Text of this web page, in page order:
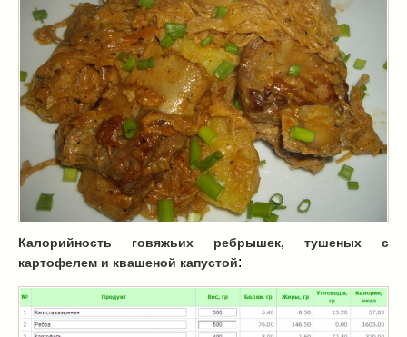
десерты(2)
Масленица(17)
пироги(8)
рецепты теста(2)
торты(12)
без выпечки(5)
хворост(1)
Вкусные полезности(41)
вареное (0)
жареное(3)
запекаем(11)
напитки
(6)
рыбные блюда(4)
Калорийность говяжьих ребрышек, тушеных с
картофелем и квашеной капустой: